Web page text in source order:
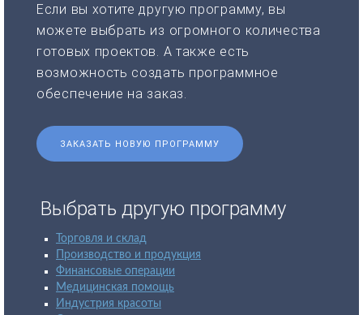
Если вы хотите другую программу, вы
можете выбрать из огромного количества
готовых проектов. А также есть
возможность создать программное
обеспечение на заказ.
ЗАКАЗАТЬ НОВУЮ ПРОГРАММУ
Выбрать другую программу
Торговля и склад
Производство и продукция
Финансовые операции
Медицинская помощь
Индустрия красоты